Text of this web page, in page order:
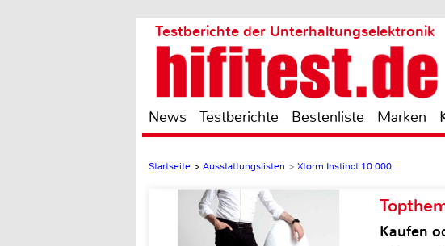
Testberichte der Unterhaltungselektronik
News Testberichte Bestenliste Marken
Startseite > Ausstattungslisten > Xtorm Instinct 10 000
Kaufen